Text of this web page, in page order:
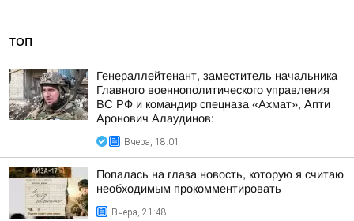
ТОП
Генераллейтенант, заместитель начальника
Главного военнополитического управления
ВС РФ и командир спецназа «Ахмат», Апти
Аронович Алаудинов:
Вчера, 18:01
Попалась на глаза новость, которую я считаю
необходимым прокомментировать
Вчера, 21:48